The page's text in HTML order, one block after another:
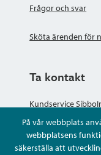
På vår webbplats
webbplatsens
säkerställa att
Frågor och svar
Sköta ärenden för
Ta kontakt
Kundservice
Ge anonym